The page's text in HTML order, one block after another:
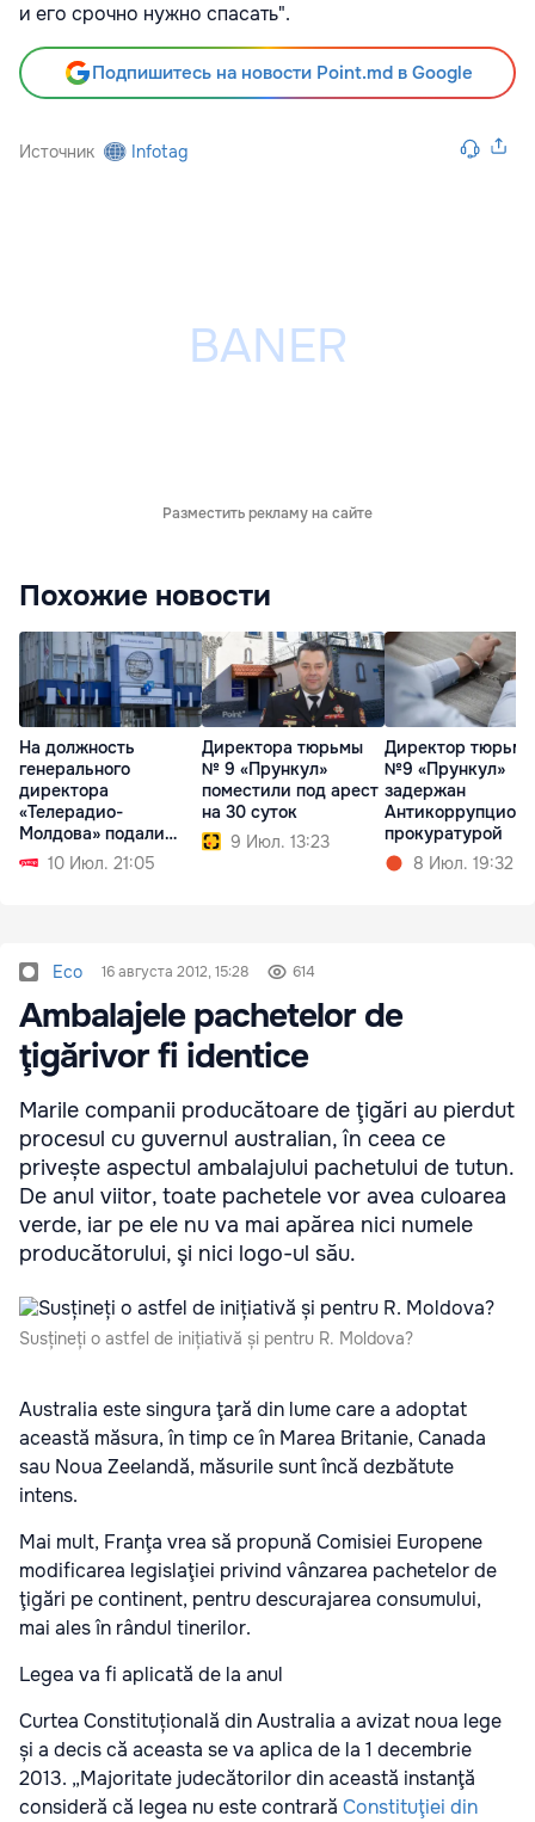
и его срочно нужно спасать".
Подпишитесь на новости Point.md в Google
Источник Infotag
Разместить рекламу на сайте
Похожие новости
На должность
генерального
директора
«Телерадио-
Молдова» подали
заявки пять
кандидатов
10 Июл. 21:05
Директора тюрьмы
№ 9 «Прункул»
поместили под арест
на 30 суток
9 Июл. 13:23
Директор тюрьмы
№9 «Прункул»
задержан
прокуратурой
8 Июл. 19:32
Eco 16 августа 2012, 15:28 614
Ambalajele pachetelor de
ţigărivor fi identice
Marile companii producătoare de ţigări au pierdut
procesul cu guvernul australian, în ceea ce
privește aspectul ambalajului pachetului de tutun.
De anul viitor, toate pachetele vor avea culoarea
verde, iar pe ele nu va mai apărea nici numele
producătorului, şi nici logo-ul său.
Susțineți o astfel de inițiativă și pentru R. Moldova?
Australia este singura ţară din lume care a adoptat
această măsura, în timp ce în Marea Britanie, Canada
sau Noua Zeelandă, măsurile sunt încă dezbătute
intens.
Mai mult, Franţa vrea să propună Comisiei Europene
modificarea legislaţiei privind vânzarea pachetelor de
ţigări pe continent, pentru descurajarea consumului,
mai ales în rândul tinerilor.
Legea va fi aplicată de la anul
Curtea Constituțională din Australia a avizat noua lege
și a decis că aceasta se va aplica de la 1 decembrie
2013. „Majoritate judecătorilor din această instanţă
consideră că legea nu este contrară Constituţiei din